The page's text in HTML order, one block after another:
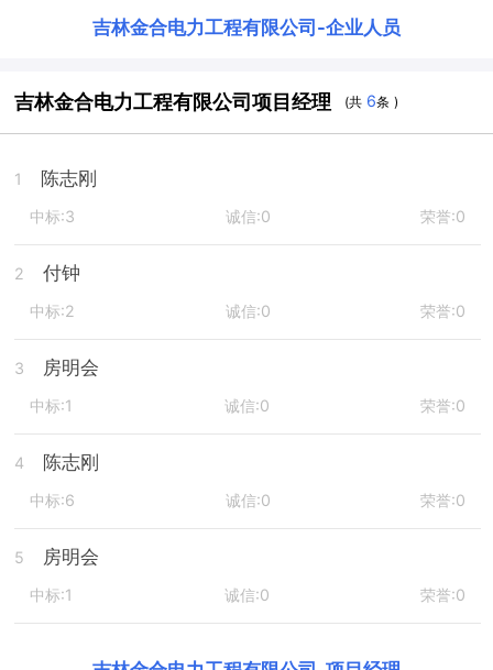
吉林金合电力工程有限公司 -企业人员
吉林金合电力工程有限公司项目经理 (共 6条 )
1 陈志刚
中标:3 诚信:0 荣誉:0
2 付钟
中标:2 诚信:0 荣誉:0
3 房明会
中标:1 诚信:0 荣誉:0
4 陈志刚
中标:6 诚信:0 荣誉:0
5 房明会
中标:1 诚信:0 荣誉:0